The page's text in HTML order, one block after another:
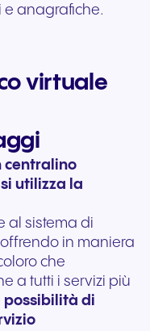
e anagrafiche.
virtuale
centralino
utilizza la
al sistema di
in maniera
che
a tutti i servizi più
possibilità di